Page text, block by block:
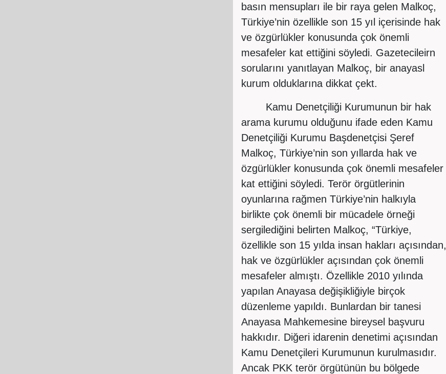
basın mensupları ile bir raya gelen Malkoç,
Türkiye’nin özellikle son 15 yıl içerisinde hak
ve özgürlükler konusunda çok önemli
mesafeler kat ettiğini söyledi. Gazetecileirn
sorularını yanıtlayan Malkoç, bir anayasl
kurum olduklarına dikkat çekt.
Kamu Denetçiliği Kurumunun bir hak
arama kurumu olduğunu ifade eden Kamu
Denetçiliği Kurumu Başdenetçisi Şeref
Malkoç, Türkiye’nin son yıllarda hak ve
özgürlükler konusunda çok önemli mesafeler
kat ettiğini söyledi. Terör örgütlerinin
oyunlarına rağmen Türkiye’nin halkıyla
birlikte çok önemli bir mücadele örneği
sergilediğini belirten Malkoç, “Türkiye,
özellikle son 15 yılda insan hakları açısından,
hak ve özgürlükler açısından çok önemli
mesafeler almıştı. Özellikle 2010 yılında
yapılan Anayasa değişikliğiyle birçok
düzenleme yapıldı. Bunlardan bir tanesi
Anayasa Mahkemesine bireysel başvuru
hakkıdır. Diğeri idarenin denetimi açısından
Kamu Denetçileri Kurumunun kurulmasıdır.
Ancak PKK terör örgütünün bu bölgede